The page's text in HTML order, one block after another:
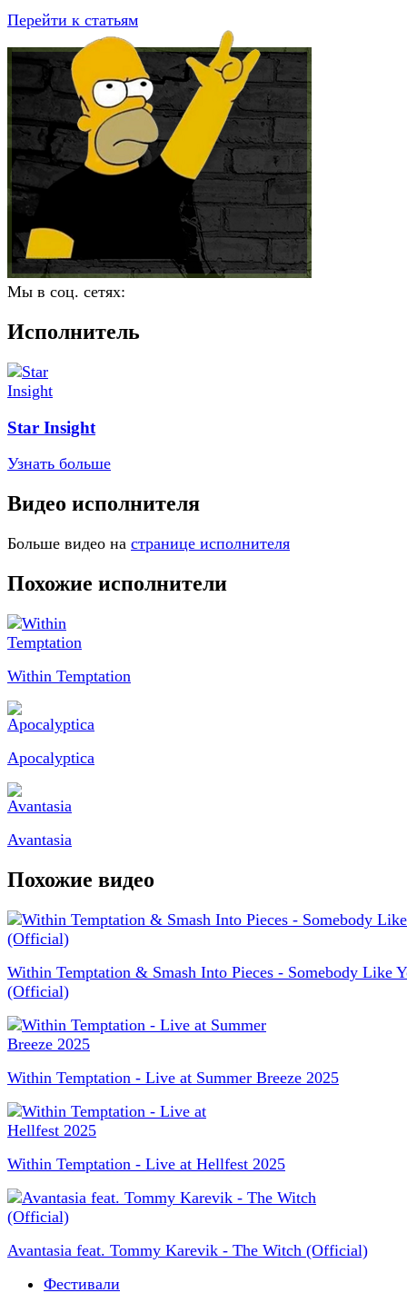
Перейти к статьям
Мы в соц. сетях:
Исполнитель
Star Insight
Узнать больше
Видео исполнителя
Больше видео на странице исполнителя
Похожие исполнители
Within Temptation
Apocalyptica
Avantasia
Похожие видео
Within Temptation & Smash Into Pieces - Somebody Like
(Official)
Within Temptation - Live at Summer Breeze 2025
Within Temptation - Live at Hellfest 2025
Avantasia feat. Tommy Karevik - The Witch (Official)
Фестивали